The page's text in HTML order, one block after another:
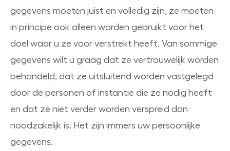
gegevens moeten juist en volledig zijn, ze moeten
in principe ook alleen worden gebruikt voor het
doel waar u ze voor verstrekt heeft. Van sommige
gegevens wilt u graag dat ze vertrouwelijk worden
behandeld, dat ze uitsluitend worden vastgelegd
door de personen of instantie die ze nodig heeft
en dat ze niet verder worden verspreid dan
noodzakelijk is. Het zijn immers uw persoonlijke
gegevens.